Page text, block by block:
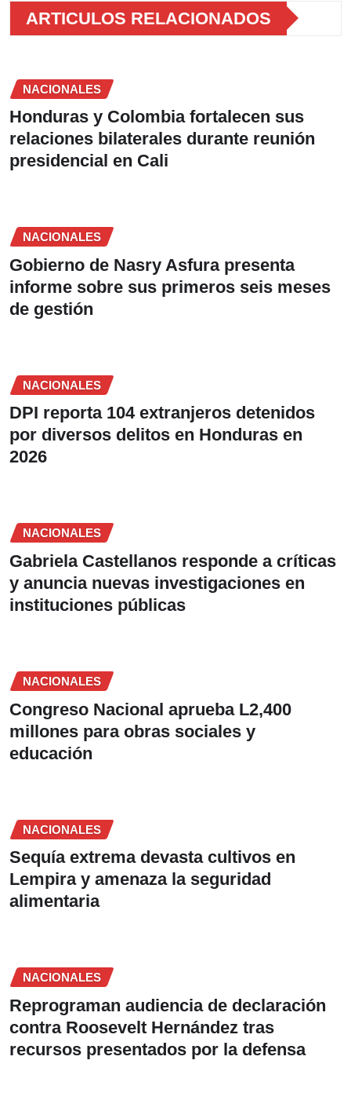
ARTICULOS RELACIONADOS
NACIONALES
Honduras y Colombia fortalecen sus
relaciones bilaterales durante reunión
presidencial en Cali
NACIONALES
Gobierno de Nasry Asfura presenta
informe sobre sus primeros seis meses
de gestión
NACIONALES
DPI reporta 104 extranjeros detenidos
por diversos delitos en Honduras en
2026
NACIONALES
Gabriela Castellanos responde a críticas
y anuncia nuevas investigaciones en
instituciones públicas
NACIONALES
Congreso Nacional aprueba L2,400
millones para obras sociales y
educación
NACIONALES
Sequía extrema devasta cultivos en
Lempira y amenaza la seguridad
alimentaria
NACIONALES
Reprograman audiencia de declaración
contra Roosevelt Hernández tras
recursos presentados por la defensa